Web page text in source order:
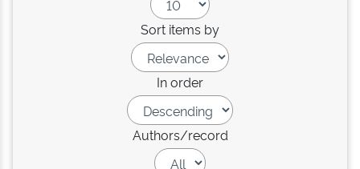
Sort items by
In order
Authors/record